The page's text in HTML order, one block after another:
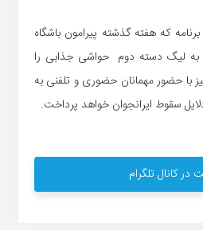
که هفته گذشته پیرامون باشگاه
به لیگ دسته دوم حواشی جذابی را
با حضور مهمانان حضوری و تلفنی به
سقوط ایرانجوان خواهد پرداخت.
کانال تلگرام